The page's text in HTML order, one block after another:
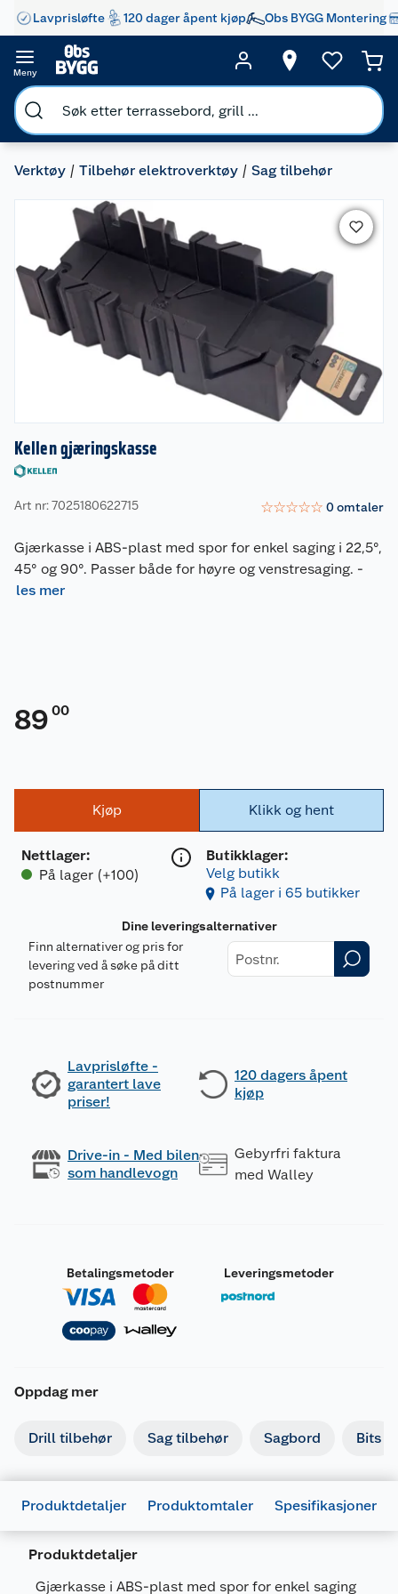
Lavprisløfte 120 dager åpent kjøp Obs BYGG Montering
Meny
Verktøy Tilbehør elektroverktøy Sag tilbehør
Kellen gjæringskasse
Art nr: 7025180622715 ☆☆☆☆☆ 0omtaler
Gjærkasse i ABS-plast med spor for enkel saging i 22,5°,
45° og 90°. Passer både for høyre og venstresaging. -
les mer
89 00
Kjøp
Nettlager:
På lager (+100)
Klikk og hent
Butikklager:
Velg butikk
På lager i 65 butikker
Dine leveringsalternativer
Finn alternativer og pris for
levering ved å søke på ditt
postnummer
Lavprisløfte -
garantert lave
priser!
120 dagers åpent
kjøp
Drive-in - Med bilen
som handlevogn
Gebyrfri faktura
med Walley
Betalingsmetoder Leveringsmetoder
Oppdag mer
Drill tilbehør Sag tilbehør Sagbord Bits
Produktdetaljer Produktomtaler Spesifikasjoner
Produktdetaljer
Gjærkasse i ABS-plast med spor for enkel saging